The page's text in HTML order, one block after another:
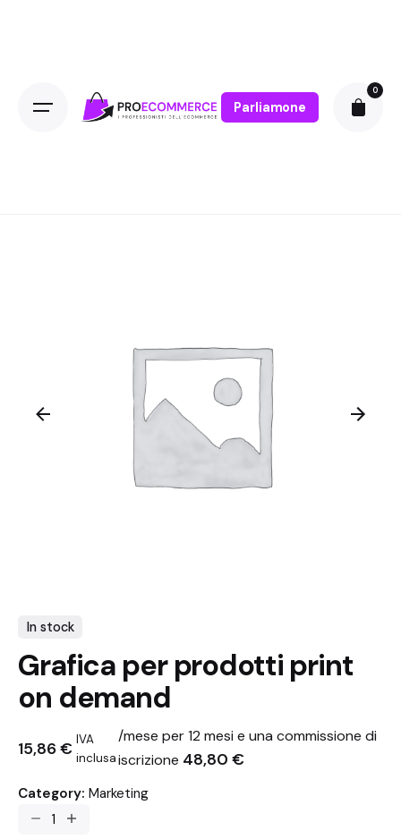
Parliamone
0
In stock
Grafica per prodotti print
on demand
15,86 € IVA
inclusa
/mese per 12 mesi e una commissione di
iscrizione 48,80€
Category: Marketing